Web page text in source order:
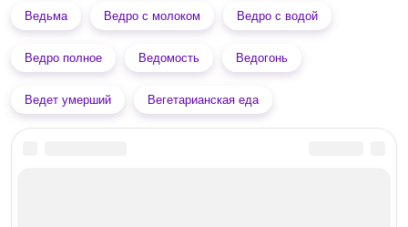
Ведьма Ведро с молоком Ведро с водой
Ведро полное Ведомость Ведогонь
Ведет умерший Вегетарианская еда